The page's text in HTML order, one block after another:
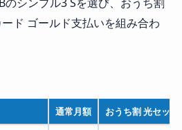
ド ゴールド支払いを組み合わ
通常月額 おうち割 光セット